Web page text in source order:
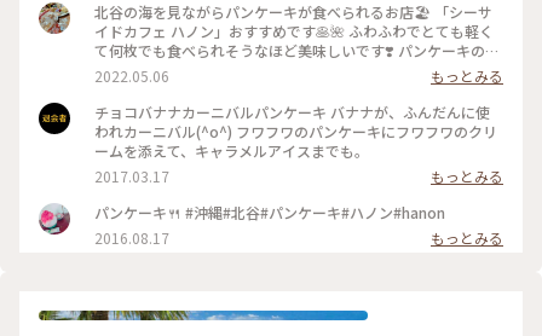
北谷の海を見ながらパンケーキが食べられるお店🏖 「シーサ
イドカフェ ハノン」おすすめです🥞🌺 ふわふわでとても軽く
て何枚でも食べられそうなほど美味しいです❣️ パンケーキの甘
さも控えめ！生クリームも甘すぎなくて好みでした✨✨ #沖縄
#沖縄カフェ
2022.05.06
もっとみる
チョコバナナカーニバルパンケーキ バナナが、ふんだんに使
われカーニバル(^o^) フワフワのパンケーキにフワフワのクリ
ームを添えて、キャラメルアイスまでも。
2017.03.17
もっとみる
パンケーキ🍴 #沖縄#北谷#パンケーキ#ハノン#hanon
2016.08.17
もっとみる